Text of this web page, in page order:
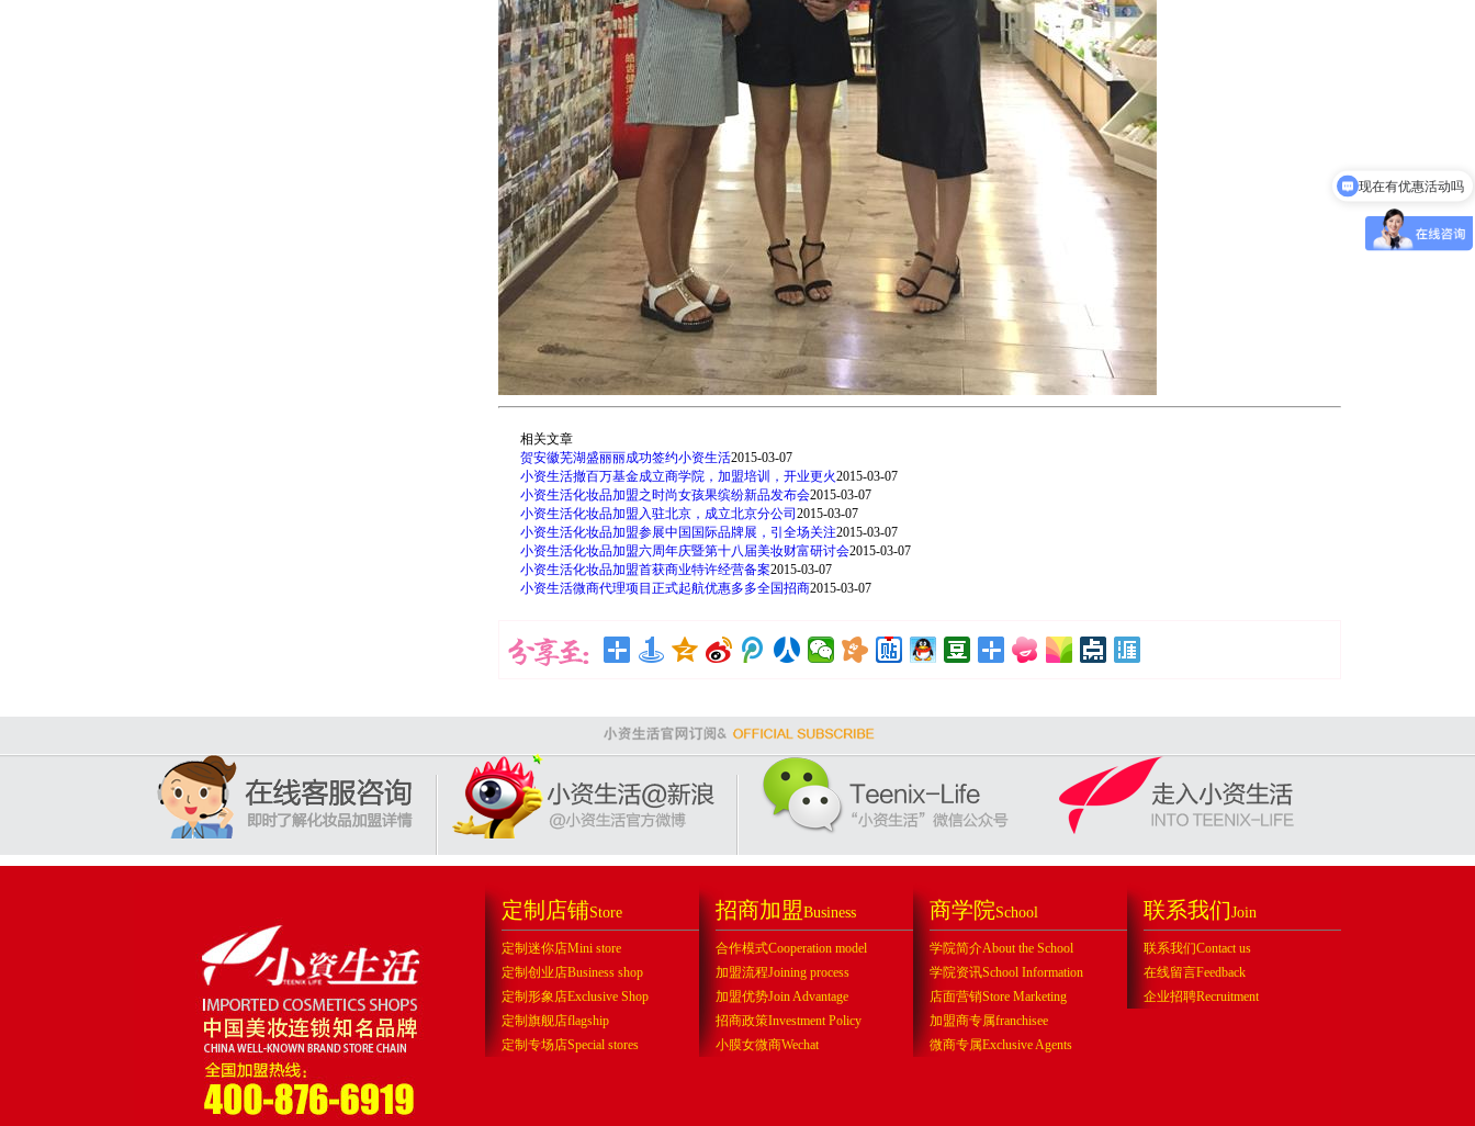
相关文章
贺安徽芜湖盛丽丽成功签约小资生活2015-03-07
小资生活撤百万基金成立商学院，加盟培训，开业更火2015-03-07
小资生活化妆品加盟之时尚女孩果缤纷新品发布会2015-03-07
小资生活化妆品加盟入驻北京，成立北京分公司 2015-03-07
小资生活化妆品加盟参展中国国际品牌展，引全场关注2015-03-07
小资生活化妆品加盟六周年庆暨第十八届美妆财富研讨会2015-03-07
小资生活化妆品加盟首获商业特许经营备案2015-03-07
小资生活微商代理项目正式起航优惠多多全国招商2015-03-07
定制店铺Store
定制迷你店Mini store
定制创业店Business shop
定制形象店Exclusive Shop
定制旗舰店flagship
定制专场店Special stores
招商加盟Business
合作模式Cooperation model
加盟流程Joining process
加盟优势Join Advantage
招商政策Investment Policy
小膜女微商Wechat
商学院School
学院简介About the School
学院资讯School Information
店面营销Store Marketing
加盟商专属franchisee
微商专属Exclusive Agents
联系我们Join
联系我们Contact us
在线留言Feedback
企业招聘Recruitment
可以介绍下你们的产品么
现在有优惠活动吗